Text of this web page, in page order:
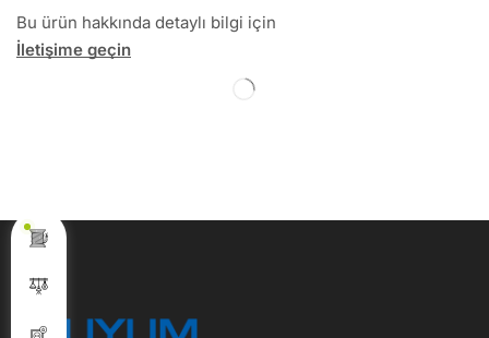
Bu ürün hakkında detaylı bilgi için
İletişime geçin